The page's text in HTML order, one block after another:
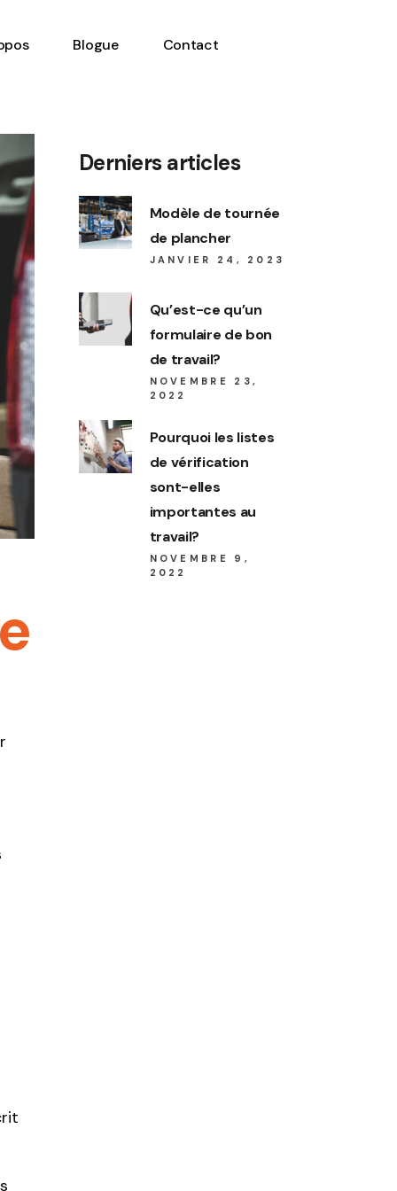
Blogue Contact
Derniers articles
Modèle de tournée
de plancher
JANVIER 24, 2023
Qu’est-ce qu’un
formulaire de bon
de travail?
NOVEMBRE 23,
2022
Pourquoi les listes
de vérification
sont-elles
importantes au
travail?
NOVEMBRE 9,
2022